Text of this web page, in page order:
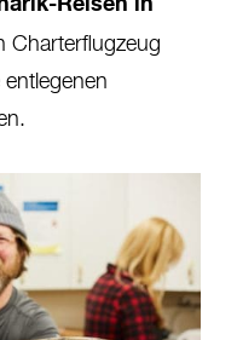
Charterflugzeug